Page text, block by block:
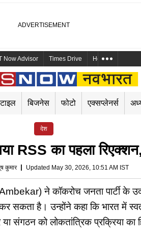
Now Advisor Times Drive Health and Me
बिजनेस फोटो एक्सप्लेनर्स
देश
का पहला
कुमार Updated May 30, 2026, 10:51 AM IST
ने कॉकरोच जनता पार्टी के
सकता है। उन्होंने कहा कि भारत में
संगठन को लोकतांत्रिक प्रक्रिया का